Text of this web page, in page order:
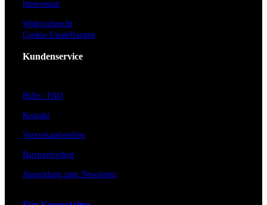
Impressum
Widerrufsrecht
Cookie-Einstellungen
Kundenservice
Hilfe / FAQ
Kontakt
Vorverkaufsstellen
Barrierefreiheit
Anmeldung zum Newsletter